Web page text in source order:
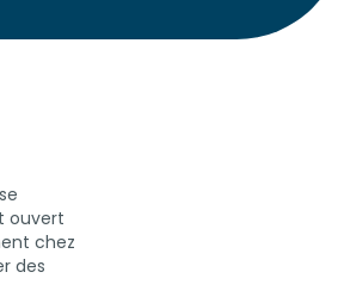
ouvert
chez
des